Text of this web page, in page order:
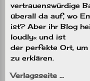
vertrauenswürdige
überall da auf, wo
ist? Aber ihr Blog
loudly« und ist
der perfekte Ort,
zu erklären.
Verlagsseite …